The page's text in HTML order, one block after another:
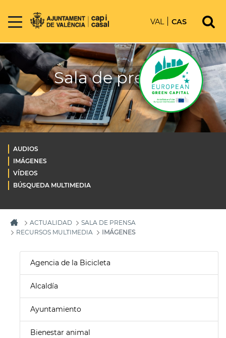
VAL CAS
Sala de prensa
AUDIOS
IMÁGENES
VÍDEOS
BÚSQUEDA MULTIMEDIA
ACTUALIDAD
SALA DE PRENSA
RECURSOS MULTIMEDIA
IMÁGENES
Agencia de la Bicicleta
Alcaldía
Ayuntamiento
Bienestar animal